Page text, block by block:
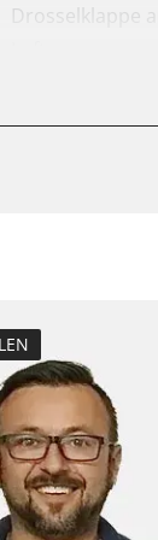
Drosselklappe
Grundeinstellung
Injektor
Injektoren
Kodierung der
Lamdasonde